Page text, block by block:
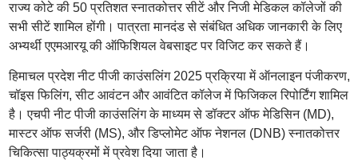
राज्य कोटे की 50 प्रतिशत स्नातकोत्तर सीटें और निजी मेडिकल कॉलेजों की
सभी सीटें शामिल होंगी। पात्रता मानदंड से संबंधित अधिक जानकारी के लिए
अभ्यर्थी एएमआरयू की ऑफिशियल वेबसाइट पर विजिट कर सकते हैं।
हिमाचल प्रदेश नीट पीजी काउंसलिंग 2025 प्रक्रिया में ऑनलाइन पंजीकरण,
चॉइस फिलिंग, सीट आवंटन और आवंटित कॉलेज में फिजिकल रिपोर्टिंग शामिल
है। एचपी नीट पीजी काउंसलिंग के माध्यम से डॉक्टर ऑफ मेडिसिन (MD),
मास्टर ऑफ सर्जरी (MS), और डिप्लोमेट ऑफ नेशनल (DNB) स्नातकोत्तर
चिकित्सा पाठ्यक्रमों में प्रवेश दिया जाता है।